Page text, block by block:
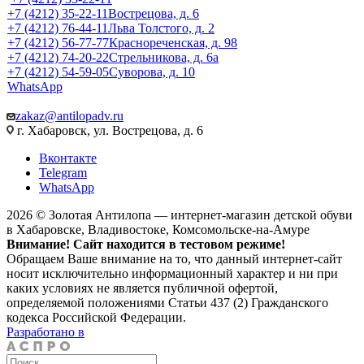
+7 (4212) 35-22-11Вострецова, д. 6
+7 (4212) 76-44-11Льва Толстого, д. 2
+7 (4212) 56-77-77Краснореченская, д. 98
+7 (4212) 74-20-22Стрельникова, д. 6а
+7 (4212) 54-59-05Суворова, д. 10
WhatsApp
zakaz@antilopadv.ru
г. Хабаровск, ул. Вострецова, д. 6
Вконтакте
Telegram
WhatsApp
2026 © Золотая Антилопа — интернет-магазин детской обуви
в Хабаровске, Владивостоке, Комсомольске-на-Амуре
Внимание! Сайт находится в тестовом режиме!
Обращаем Ваше внимание на то, что данный интернет-сайт
носит исключительно информационный характер и ни при
каких условиях не является публичной офертой,
определяемой положениями Статьи 437 (2) Гражданского
кодекса Российской Федерации.
Разработано в